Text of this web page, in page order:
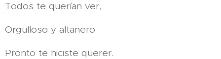
Todos te querían ver,
Orgulloso y altanero
Pronto te hiciste querer.